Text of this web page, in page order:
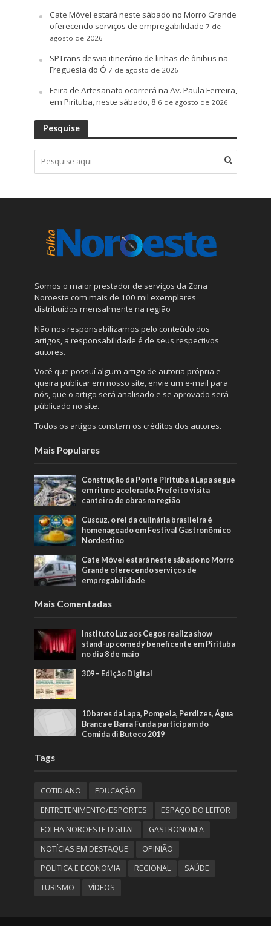
Cate Móvel estará neste sábado no Morro Grande
oferecendo serviços de empregabilidade 7 de
agosto de 2026
SPTrans desvia itinerário de linhas de ônibus na
Freguesia do Ó 7 de agosto de 2026
Feira de Artesanato ocorrerá na Av. Paula Ferreira,
em Pirituba, neste sábado, 8 6 de agosto de 2026
Pesquise
Somos o maior prestador de serviços da Zona
Noroeste com mais de 100 mil exemplares
distribuídos mensalmente na região
Não nos responsabilizamos pelo conteúdo dos
artigos, a responsabilidade é de seus respectivos
autores.
Você que possuí algum artigo de autoria própria e
queira publicar em nosso site, envie um e-mail para
nós, que o artigo será analisado e se aprovado será
públicado no site.
Todos os artigos constam os créditos dos autores.
Mais Populares
Construção da Ponte Pirituba à Lapa segue
em ritmo acelerado. Prefeito visita
canteiro de obras na região
Cuscuz, o rei da culinária brasileira é
homenageado em Festival Gastronômico
Nordestino
Cate Móvel estará neste sábado no Morro
Grande oferecendo serviços de
empregabilidade
Mais Comentadas
Instituto Luz aos Cegos realiza show
stand-up comedy beneficente em Pirituba
no dia 8 de maio
309 – Edição Digital
10 bares da Lapa, Pompeia, Perdizes, Água
Branca e Barra Funda participam do
Comida di Buteco 2019
Tags
COTIDIANO
EDUCAÇÃO
ENTRETENIMENTO/ESPORTES
ESPAÇO DO LEITOR
FOLHA NOROESTE DIGITAL
GASTRONOMIA
NOTÍCIAS EM DESTAQUE
OPINIÃO
POLÍTICA E ECONOMIA
REGIONAL
SAÚDE
TURISMO
VÍDEOS